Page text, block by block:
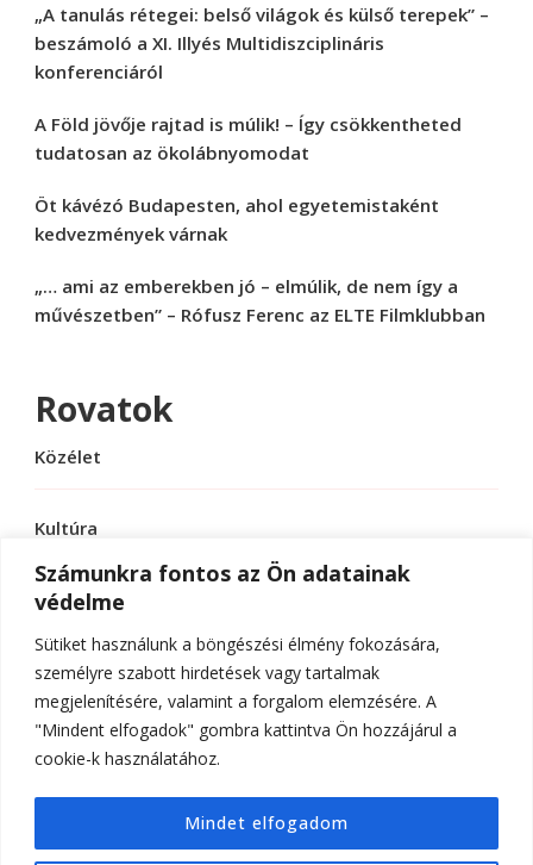
Számunkra fontos az Ön adatainak
védelme
Sütiket használunk a böngészési élmény fokozására,
személyre szabott hirdetések vagy tartalmak
megjelenítésére, valamint a forgalom elemzésére. A
"Mindent elfogadok" gombra kattintva Ön hozzájárul a
cookie-k használatához.
Mindet elfogadom
„A tanulás rétegei: belső világok és külső terepek” –
beszámoló a XI. Illyés Multidiszciplináris
konferenciáról
A Föld jövője rajtad is múlik! – Így csökkentheted
tudatosan az ökolábnyomodat
Öt kávézó Budapesten, ahol egyetemistaként
kedvezmények várnak
„… ami az emberekben jó – elmúlik, de nem így a
művészetben” – Rófusz Ferenc az ELTE Filmklubban
Rovatok
Közélet
Kultúra
Sport
Tudomány
© Szerzői jog 2026ELTE Online
fenntartva.Hello Fashion | FejlesztetteBlossom